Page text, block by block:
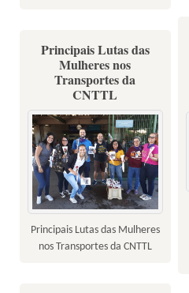
Principais Lutas das
Mulheres nos
Transportes da
CNTTL
Principais Lutas das Mulheres
nos Transportes da CNTTL